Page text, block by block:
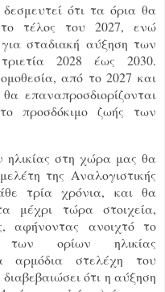
ότι τα όρια θα
τέλος του 2027, ενώ
σταδιακή αύξηση των
2028 έως 2030.
από το 2027 και
επαναπροσδιορίζονται
προσδόκιμο ζωής των
στη χώρα μας θα
της Αναλογιστικής
τρία χρόνια, και θα
μέχρι τώρα στοιχεία,
αφήνοντας ανοιχτό το
ορίων ηλικίας
αρμόδια στελέχη του
ότι η αύξηση